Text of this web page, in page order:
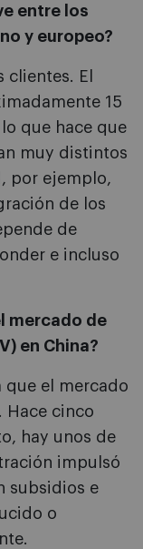
entre los
y europeo?
clientes. El
15
que hace que
muy distintos
por ejemplo,
de los
de
e incluso
mercado de
en China?
que el mercado
Hace cinco
hay unos de
impulsó
subsidios e
o